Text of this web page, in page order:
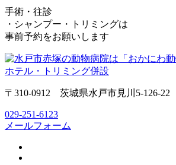
手術・往診
・シャンプー・トリミングは
事前予約をお願いします
〒310-0912 茨城県水戸市見川5-126-22
029-251-6123
メールフォーム